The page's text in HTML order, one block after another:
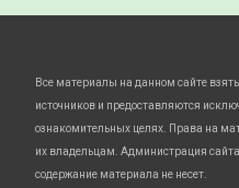
Все материалы на данном сайте
источников и предоставляются
ознакомительных целях. Права на
их владельцам. Администрация сайта
содержание материала не несет.